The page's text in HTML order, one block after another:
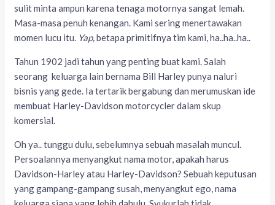
sulit minta ampun karena tenaga motornya sangat lemah.
Masa-masa penuh kenangan. Kami sering menertawakan
momen lucu itu. Yap,betapa primitifnya tim kami, ha..ha..ha..
Tahun 1902 jadi tahun yang penting buat kami. Salah
seorang keluarga lain bernama Bill Harley punya naluri
bisnis yang gede. Ia tertarik bergabung dan merumuskan ide
membuat Harley-Davidson motorcycler dalam skup
komersial.
Oh ya.. tunggu dulu, sebelumnya sebuah masalah muncul.
Persoalannya menyangkut nama motor, apakah harus
Davidson-Harley atau Harley-Davidson? Sebuah keputusan
yang gampang-gampang susah, menyangkut ego, nama